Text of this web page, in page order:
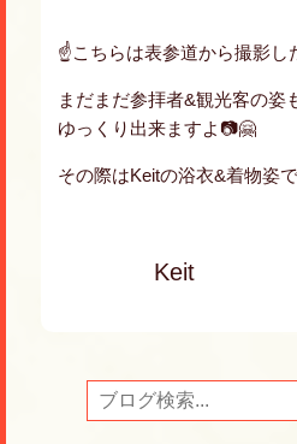
☝️こちらは表参道から撮影し
まだまだ参拝者&観光客の姿
ゆっくり出来ますよ📷🤗
その際はKeitの浴衣&着物姿
Keit